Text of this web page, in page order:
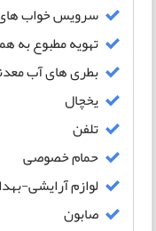
سرویس خواب
تهویه مطبوع به
بطری های آب
یخچال
تلفن
حمام خصوصی
لوازم آرایشی-
صابون